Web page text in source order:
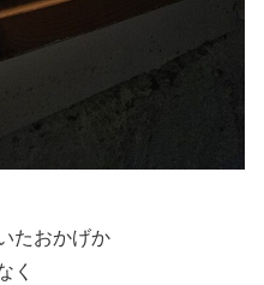
たおかげか
く